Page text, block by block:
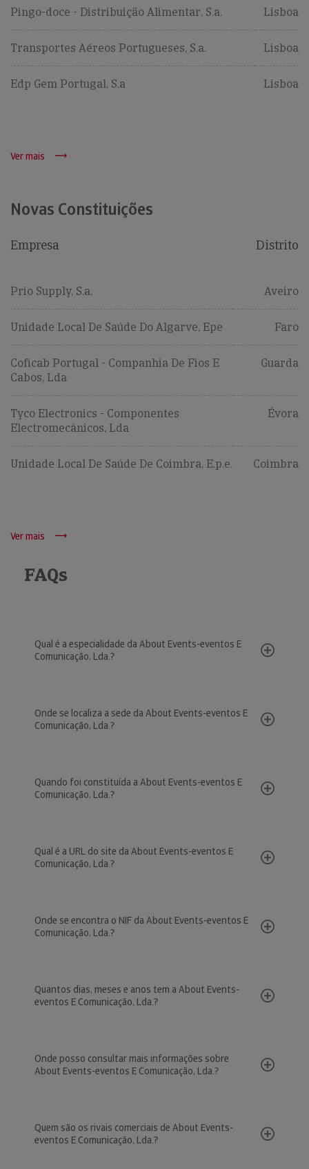
Pingo-doce - Distribuição Alimentar, S.a. Lisboa
Transportes Aéreos Portugueses, S.a. Lisboa
Edp Gem Portugal, S.a Lisboa
Ver mais
Novas Constituições
Empresa Distrito
Prio Supply, S.a. Aveiro
Unidade Local De Saúde Do Algarve, Epe Faro
Coficab Portugal - Companhia De Fios E
Cabos, Lda
Guarda
Tyco Electronics - Componentes
Electromecânicos, Lda
Évora
Unidade Local De Saúde De Coimbra, E.p.e. Coimbra
Ver mais
FAQs
Qual é a especialidade da About Events-eventos E
Comunicação, Lda.?
Onde se localiza a sede da About Events-eventos E
Comunicação, Lda.?
Quando foi constituída a About Events-eventos E
Comunicação, Lda.?
Qual é a URL do site da About Events-eventos E
Comunicação, Lda.?
Onde se encontra o NIF da About Events-eventos E
Comunicação, Lda.?
Quantos dias, meses e anos tem a About Events-
eventos E Comunicação, Lda.?
Onde posso consultar mais informações sobre
About Events-eventos E Comunicação, Lda.?
Quem são os rivais comerciais de About Events-
eventos E Comunicação, Lda.?